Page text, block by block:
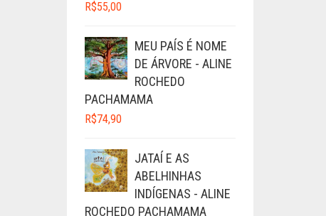
R$55,00
MEU PAÍS É NOME
DE ÁRVORE - ALINE
ROCHEDO
PACHAMAMA
R$74,90
JATAÍ E AS
ABELHINHAS
INDÍGENAS - ALINE
ROCHEDO PACHAMAMA